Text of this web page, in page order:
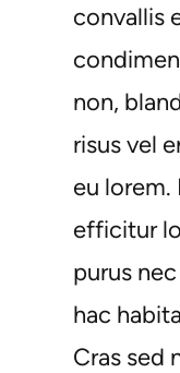
convallis
non,
risus vel
eu lorem.
efficitur
purus
hac
Cras sed